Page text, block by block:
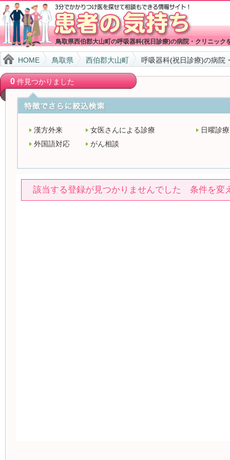
鳥取県西伯郡大山町の呼吸器科(祝日診療)の病院・クリニック
HOME 鳥取県 西伯郡大山町 呼吸器科(祝日診療)の病院
0件見つかりました
漢方外来 女医さんによる診療
日曜診療
外国語対応
がん相談
該当する登録が見つかりませんでした 条件を